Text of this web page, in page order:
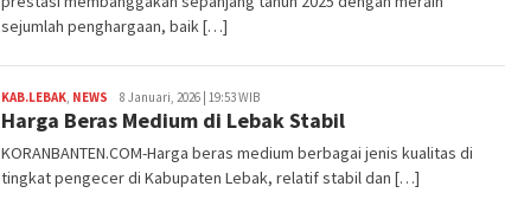
sejumlah penghargaan, baik […]
KAB.LEBAK, NEWS Redaksi
8 Januari, 2026 | 19:53 WIB
Harga Beras Medium di Lebak Stabil
KORANBANTEN.COM-Harga beras medium berbagai jenis kualitas di
tingkat pengecer di Kabupaten Lebak, relatif stabil dan […]